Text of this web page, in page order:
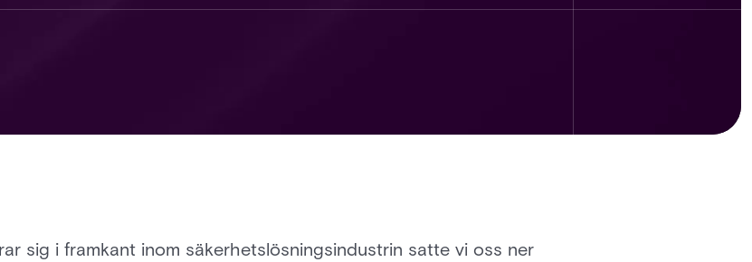
sig i framkant inom säkerhetslösningsindustrin satte vi oss ner